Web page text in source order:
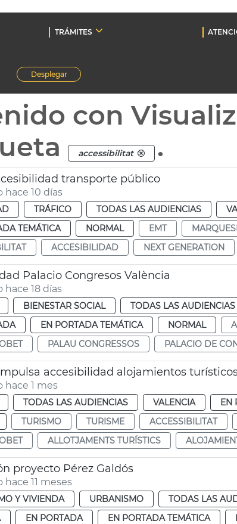
TRÁMITES
Desplegar
con
accessibilitat .
transporte público
10 días
TRÁFICO TODAS LAS AUDIENCIAS
TEMÁTICA
NORMAL EMT
ACCESIBILIDAD NEXT GENERATION
Palacio Congresos València
18 días
BIENESTAR SOCIAL TODAS LAS AUDIENCIAS
EN PORTADA TEMÁTICA NORMAL
PALAU CONGRESSOS PALACIO DE
accesibilidad alojamientos
1 mes
TODAS LAS AUDIENCIAS VALENCIA EN
TURISMO TURISME ACCESSIBILITAT
ALLOTJAMENTS TURÍSTICS
proyecto Pérez Galdós
11 meses
Y VIVIENDA URBANISMO TODAS LAS
EN PORTADA EN PORTADA TEMÁTICA